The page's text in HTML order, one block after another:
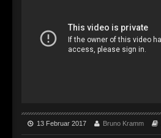
►
►
►
13 Februar 2017 Bruno Kramm